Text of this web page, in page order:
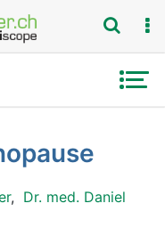
, Dr. med. Daniel